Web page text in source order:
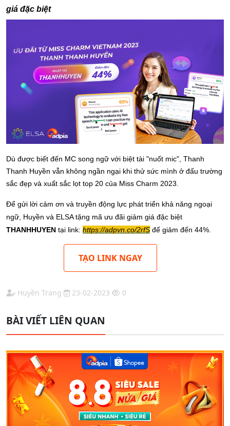
giá đặc biệt
Dù được biết đến MC song ngữ với biệt tài "nuốt mic", Thanh
Thanh Huyền vẫn không ngần ngại khi thử sức mình ở đấu trường
sắc đẹp và xuất sắc lọt top 20 của Miss Charm 2023.
Để gửi lời cảm ơn và truyền động lực phát triển khả năng ngoại
ngữ, Huyền và ELSA tặng mã ưu đãi giảm giá đặc biệt
THANHHUYEN tại link: https://adpvn.co/2rfS để giảm đến 44%.
TẠO LINK NGAY
Huyền Trang 23-02-2023 0
BÀI VIẾT LIÊN QUAN